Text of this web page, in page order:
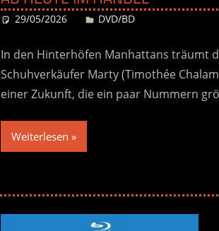
29/05/2026 Desiree
DVD/BD
In den Hinterhöfen Manhattans träumt
Schuhverkäufer Marty (Timothée
einer Zukunft, die ein paar Nummern
Weiterlesen